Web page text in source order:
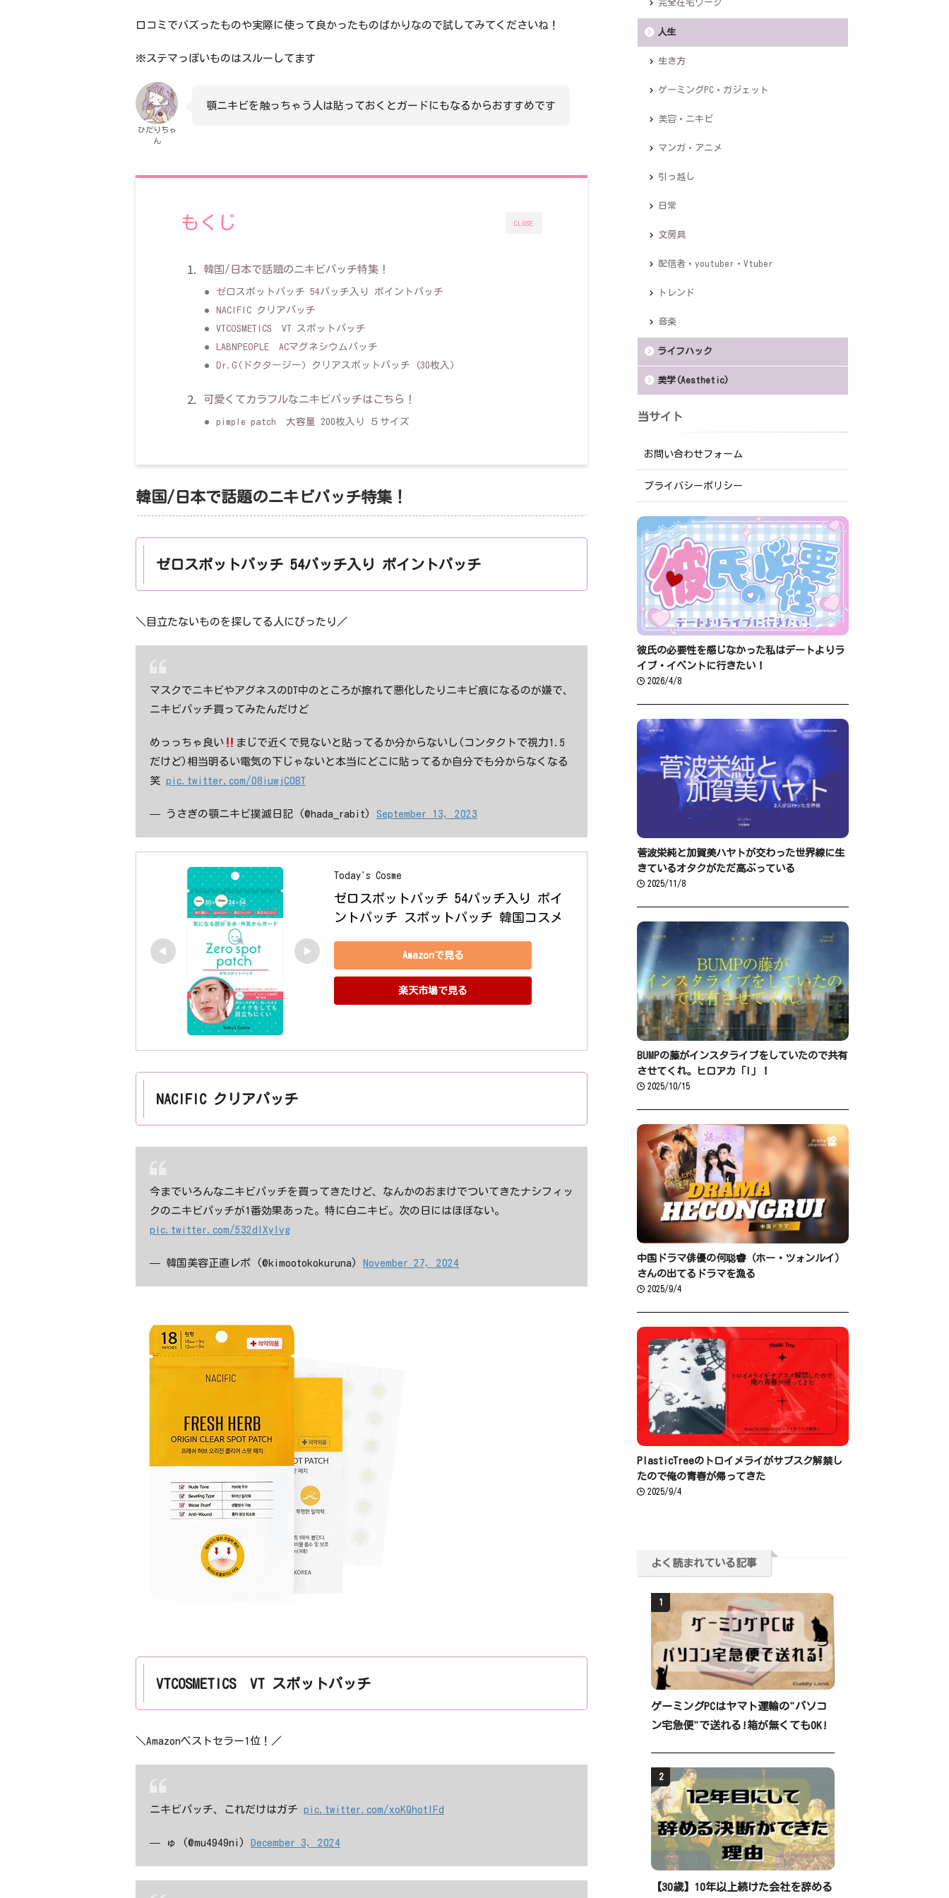
口コミでバズったものや実際に使って良かったものばかりなので試してみてくださいね！
※ステマっぽいものはスルーしてます
ひだりちゃ
ん
顎ニキビを触っちゃう人は貼っておくとガードにもなるからおすすめです
CLOSE
もくじ
韓国/日本で話題のニキビパッチ特集！
ゼロスポットパッチ 54パッチ入り ポイントパッチ
NACIFIC クリアパッチ
VTCOSMETICS VT スポットパッチ
LABNPEOPLE ACマグネシウムパッチ
Dr.G(ドクタージー) クリアスポットパッチ (30枚入)
可愛くてカラフルなニキビパッチはこちら！
pimple patch 大容量 200枚入り ５サイズ
韓国/日本で話題のニキビパッチ特集！
ゼロスポットパッチ 54パッチ入り ポイントパッチ
＼目立たないものを探してる人にぴったり／
マスクでニキビやアグネスのDT中のところが擦れて悪化したりニキビ痕になるのが嫌で、
ニキビパッチ買ってみたんだけど
めっっちゃ良い
まじで近くで見ないと貼ってるか分からないし(コンタクトで視力1.5
だけど)相当明るい電気の下じゃないと本当にどこに貼ってるか自分でも分からなくなる
笑 pic.twitter.com/08iuwjC0BT
— うさぎの顎ニキビ撲滅日記 (@hada_rabit) September 13, 2023
Today's Cosme
ゼロスポットパッチ 54パッチ入り ポイ
ントパッチ スポットパッチ 韓国コスメ
Amazonで見る
楽天市場で見る
NACIFIC クリアパッチ
今までいろんなニキビパッチを買ってきたけど、なんかのおまけでついてきたナシフィッ
クのニキビパッチが1番効果あった。特に白ニキビ。次の日にはほぼない。
pic.twitter.com/532dIXyIvg
— 韓国美容正直レポ (@kimootokokuruna) November 27, 2024
VTCOSMETICS VT スポットパッチ
＼Amazonベストセラー1位！／
ニキビパッチ、これだけはガチ pic.twitter.com/xoKQhotlFd
— ゅ (@mu4949ni) December 3, 2024
完全在宅ワーク
人生
生き方
ゲーミングPC・ガジェット
美容・ニキビ
マンガ・アニメ
引っ越し
日常
文房具
配信者・youtuber・Vtuber
トレンド
音楽
ライフハック
美学(Aesthetic)
当サイト
お問い合わせフォーム
プライバシーポリシー
彼氏の必要性を感じなかった私はデートよりラ
イブ・イベントに行きたい！
2026/4/8
菅波栄純と加賀美ハヤトが交わった世界線に生
きているオタクがただ高ぶっている
2025/11/8
BUMPの藤がインスタライブをしていたので共有
させてくれ。ヒロアカ「I」！
2025/10/15
中国ドラマ俳優の何聪睿（ホー・ツォンルイ）
さんの出てるドラマを漁る
2025/9/4
PlasticTreeのトロイメライがサブスク解禁し
たので俺の青春が帰ってきた
2025/9/4
よく読まれている記事
1
ゲーミングPCはヤマト運輸の"パソコ
ン宅急便"で送れる!箱が無くてもOK!
2
【30歳】10年以上続けた会社を辞める